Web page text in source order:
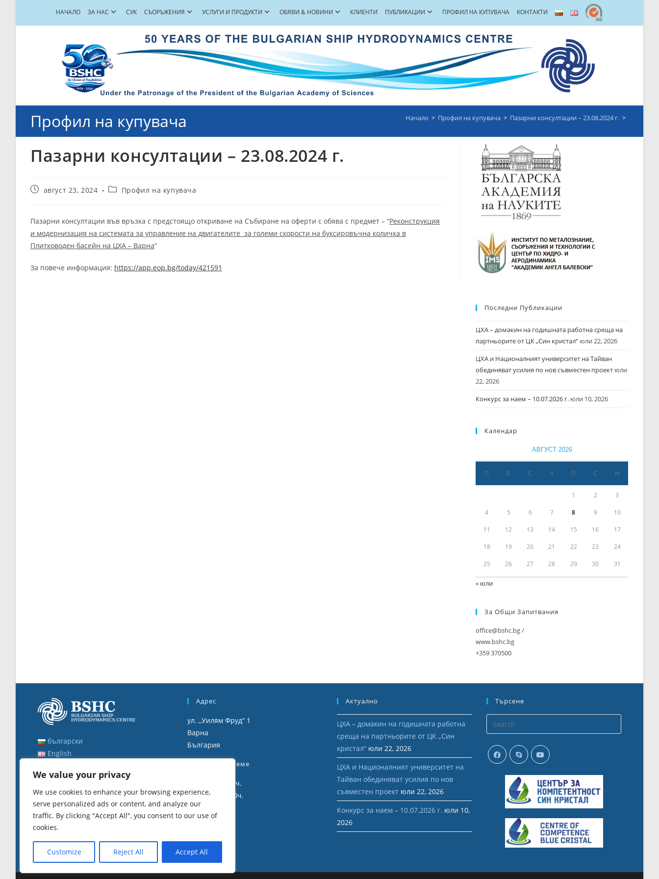
We value your privacy
We use cookies to enhance your browsing experience,
serve personalized ads or content, and analyze our
traffic. By clicking "Accept All", you consent to our use of
cookies.
Customize Reject All Accept All
НАЧАЛО ЗА НАС СУК СЪОРЪЖЕНИЯ УСЛУГИ И ПРОДУКТИ ОБЯВИ & НОВИНИ КЛИЕНТИ ПУБЛИКАЦИИ ПРОФИЛ НА КУПУВАЧА КОНТАКТИ
Профил на купувача Начало > Профил на купувача > Пазарни консултации – 23.08.2024 г. >
Пазарни консултации – 23.08.2024 г.
Postавгуст 23, 2024
PostПрофил на купувача
Пазарни консултации във връзка с предстоящо откриване на Събиране на оферти с обява с предмет – “Реконструкция
и модернизация на системата за управление на двигателите за големи скорости на буксировъчна количка в
Плитководен басейн на ЦХА – Варна“
За повече информация: https://app.eop.bg/today/421591
Последни Публикации
ЦХА – домакин на годишната работна среща на
партньорите от ЦК „Син кристал“ юли 22, 2026
ЦХА и Националният университет на Тайван
обединяват усилия по нов съвместен проект юли
22, 2026
Конкурс за наем – 10.07.2026 г. юли 10, 2026
Календар
АВГУСТ 2026
П В С Ч П С Н
1 2 3
4 5 6 7 8 9 10
11 12 13 14 15 16 17
18 19 20 21 22 23 24
25 26 27 28 29 30 31
« юли
За Общи Запитвания
office@bshc.bg /
www.bshc.bg
+359 370500
български
English
Адрес
ул. „Уилям Фруд“ 1
Варна
България
Работно Време
8:00 ч. - 12:00 ч.
12:30 ч. - 16:30ч.
Актуално
ЦХА – домакин на годишната работна
среща на партньорите от ЦК „Син
кристал“ юли 22, 2026
ЦХА и Националният университет на
Тайван обединяват усилия по нов
съвместен проект юли 22, 2026
Конкурс за наем – 10.07.2026 г. юли 10,
2026
Търсене
in
your
application